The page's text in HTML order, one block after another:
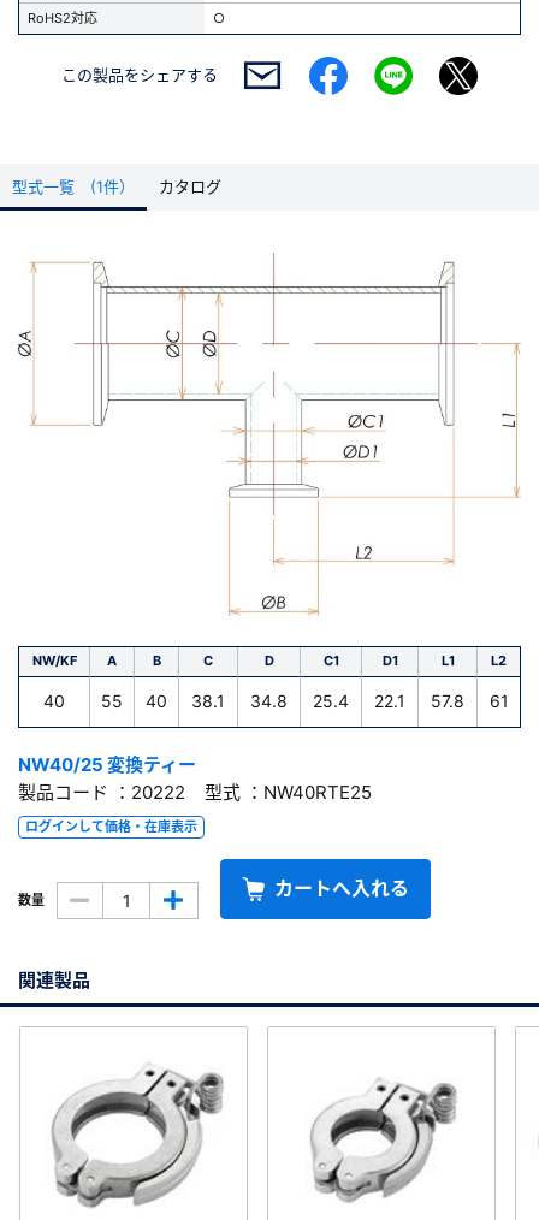
RoHS2対応
○
この製品をシェアする
型式一覧 (1件） カタログ
NW/KF A B C D C1 D1 L1 L2
40 55 40 38.1 34.8 25.4 22.1 57.8 61
NW40/25 変換ティー
製品コード ：20222 型式 ：NW40RTE25
ログインして価格・在庫表示
数量 カートへ入れる
関連製品